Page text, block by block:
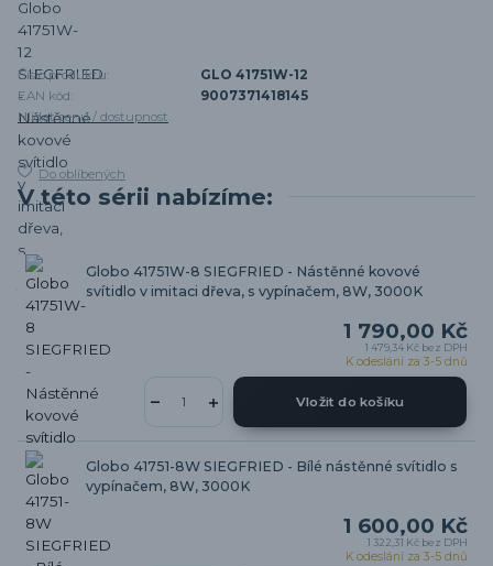
Číslo produktu:
GLO 41751W-12
EAN kód:
9007371418145
Hlídat cenu / dostupnost
Do oblíbených
V této sérii nabízíme:
Globo 41751W-8 SIEGFRIED - Nástěnné kovové
svítidlo v imitaci dřeva, s vypínačem, 8W, 3000K
1 790,00 Kč
1 479,34 Kč bez DPH
K odeslání za 3-5 dnů
Vložit do košíku
Globo 41751-8W SIEGFRIED - Bílé nástěnné svítidlo s
vypínačem, 8W, 3000K
1 600,00 Kč
1 322,31 Kč bez DPH
K odeslání za 3-5 dnů